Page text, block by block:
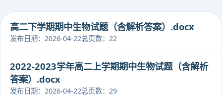
高二下学期期中生物试题（含解析答案）.docx
发布日期：2026-04-22总页数：22
2022-2023学年高二上学期期中生物试题（含解析
答案）.docx
发布日期：2026-04-22总页数：29